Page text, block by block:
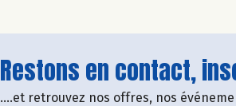
Restons en contact,
....et retrouvez nos offres, nos